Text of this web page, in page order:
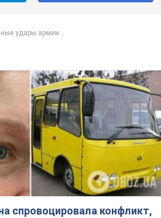
удары армии...
спровоцировала конфликт,